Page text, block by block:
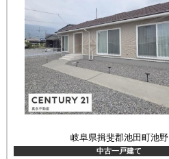
岐阜県揖斐郡池田町池野
中古一戸建て